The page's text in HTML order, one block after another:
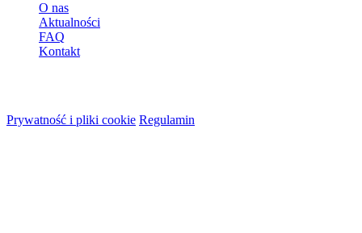
O nas
Aktualności
FAQ
Kontakt
Prywatność i pliki cookie Regulamin